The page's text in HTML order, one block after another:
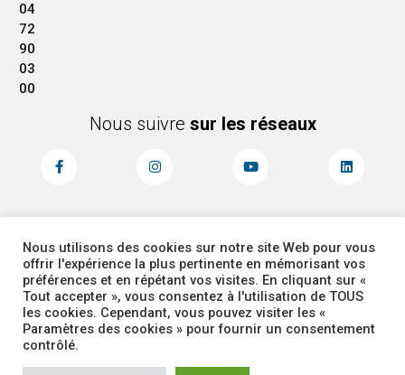
04
72
90
03
00
Nous suivre sur les réseaux
MENTIONS LÉGALES
PLAN DU SITE
ACCESSIBILITÉ
ADMINISTRATEUR
COOKIES
Nous utilisons des cookies sur notre site Web pour vous
offrir l'expérience la plus pertinente en mémorisant vos
préférences et en répétant vos visites. En cliquant sur «
Tout accepter », vous consentez à l'utilisation de TOUS
les cookies. Cependant, vous pouvez visiter les «
Paramètres des cookies » pour fournir un consentement
contrôlé.